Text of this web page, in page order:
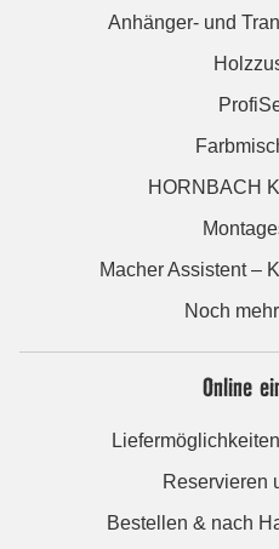
Anhänger- und
HORNBACH
Macher Assistent –
Noch
Online
Reservieren
Bestellen & nach